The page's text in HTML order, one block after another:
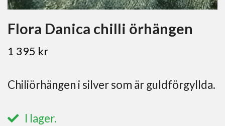
Flora Danica chilli örhängen
1 395 kr
Chiliörhängen i silver som är guldförgyllda.
I lager.